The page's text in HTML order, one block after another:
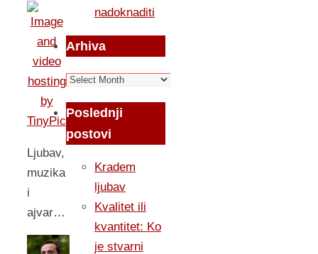
Ljubav,
muzika
i
ajvar…
nadoknaditi
Arhiva
Arhiva
Poslednji
postovi
Kradem
ljubav
Kvalitet ili
kvantitet: Ko
je stvarni